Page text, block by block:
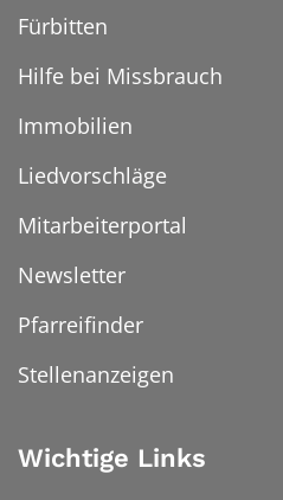
Fürbitten
Hilfe bei Missbrauch
Immobilien
Liedvorschläge
Mitarbeiterportal
Newsletter
Pfarreifinder
Stellenanzeigen
Wichtige Links